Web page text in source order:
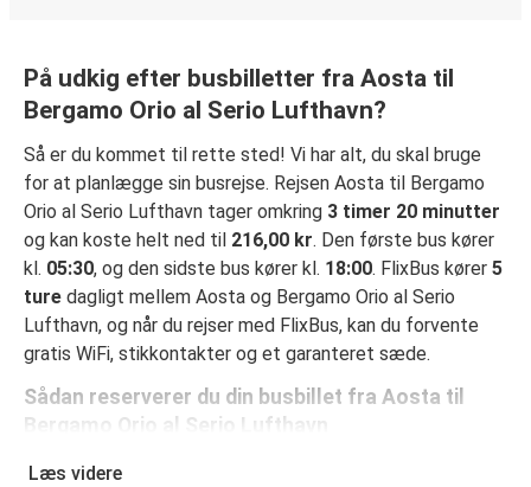
På udkig efter busbilletter fra Aosta til
Bergamo Orio al Serio Lufthavn?
Så er du kommet til rette sted! Vi har alt, du skal bruge
for at planlægge sin busrejse. Rejsen Aosta til Bergamo
Orio al Serio Lufthavn tager omkring 3 timer 20 minutter
og kan koste helt ned til 216,00 kr. Den første bus kører
kl. 05:30, og den sidste bus kører kl. 18:00. FlixBus kører 5
ture dagligt mellem Aosta og Bergamo Orio al Serio
Lufthavn, og når du rejser med FlixBus, kan du forvente
gratis WiFi, stikkontakter og et garanteret sæde.
Sådan reserverer du din busbillet fra Aosta til
Bergamo Orio al Serio Lufthavn
Det er virkelig nemt at reserverer en billet hos FlixBus: på
Læs videre